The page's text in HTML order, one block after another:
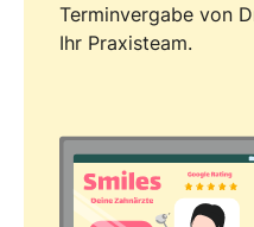
Terminvergabe von
Ihr Praxisteam.